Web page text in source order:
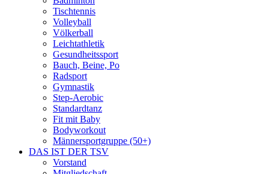
Tischtennis
Volleyball
Völkerball
Leichtathletik
Gesundheitssport
Bauch, Beine, Po
Radsport
Gymnastik
Step-Aerobic
Standardtanz
Fit mit Baby
Bodyworkout
Männersportgruppe (50+)
DAS IST DER TSV
Vorstand